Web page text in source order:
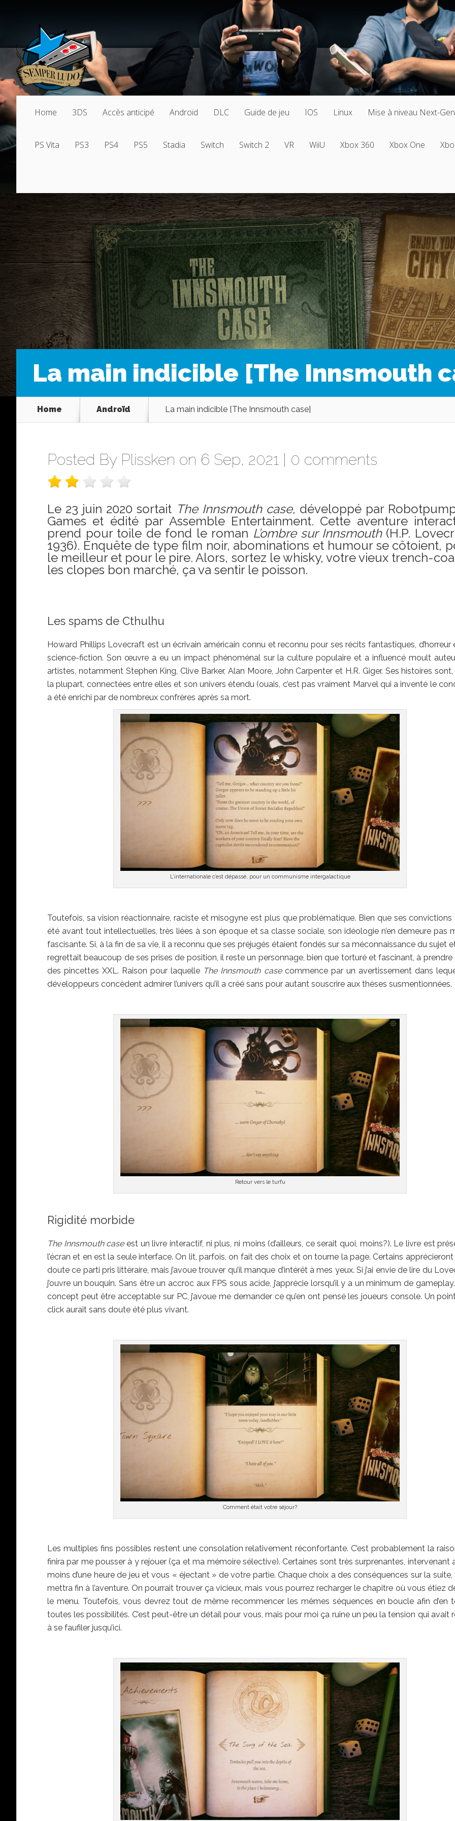
Home 3DS Accès anticipé Androïd DLC Guide de jeu IOS Linux Mise à niveau Next-Gen
PS Vita PS3 PS4 PS5 Stadia Switch Switch 2 VR WiiU Xbox 360 Xbox One
La main indicible [The Innsmouth
Home Androïd La main indicible [The Innsmouth case]
Posted By Plissken on 6 Sep, 2021 | 0 comments
Le 23 juin 2020 sortait The Innsmouth case, développé par
Games et édité par Assemble Entertainment. Cette aventure
prend pour toile de fond le roman L’ombre sur Innsmouth(H.P.
1936). Enquête de type film noir, abominations et humour se côtoient,
le meilleur et pour le pire. Alors, sortez le whisky, votre vieux trench-
les clopes bon marché, ça va sentir le poisson.
Les spams de Cthulhu
Howard Phillips Lovecraft est un écrivain américain connu et reconnu pour ses récits fantastiques, d’horreur
science-fiction. Son œuvre a eu un impact phénoménal sur la culture populaire et a influencé moult
artistes, notamment Stephen King, Clive Barker, Alan Moore, John Carpenter et H.R. Giger. Ses histoires
la plupart, connectées entre elles et son univers étendu (ouais, c’est pas vraiment Marvel qui a inventé le
a été enrichi par de nombreux confrères après sa mort.
L’internationale c’est dépassé, pour un communisme intergalactique
Toutefois, sa vision réactionnaire, raciste et misogyne est plus que problématique. Bien que ses convictions
été avant tout intellectuelles, très liées à son époque et sa classe sociale, son idéologie n’en demeure pas
fascisante. Si, à la fin de sa vie, il a reconnu que ses préjugés étaient fondés sur sa méconnaissance du sujet
regrettait beaucoup de ses prises de position, il reste un personnage, bien que torturé et fascinant, à prendre
des pincettes XXL. Raison pour laquelle The Innsmouth casecommence par un avertissement dans
développeurs concèdent admirer l’univers qu’il a créé sans pour autant souscrire aux thèses susmentionnées.
Retour vers le turfu
Rigidité morbide
The Innsmouth caseest un livre interactif, ni plus, ni moins (d’ailleurs, ce serait quoi, moins?). Le livre est
l’écran et en est la seule interface. On lit, parfois, on fait des choix et on tourne la page. Certains apprécieront
doute ce parti pris littéraire, mais j’avoue trouver qu’il manque d’intérêt à mes yeux. Si j’ai envie de lire du
j’ouvre un bouquin. Sans être un accroc aux FPS sous acide, j’apprécie lorsqu’il y a un minimum de
concept peut être acceptable sur PC, j’avoue me demander ce qu’en ont pensé les joueurs console. Un
click aurait sans doute été plus vivant.
Comment était votre séjour?
Les multiples fins possibles restent une consolation relativement réconfortante. C’est probablement la
finira par me pousser à y rejouer (ça et ma mémoire sélective). Certaines sont très surprenantes, intervenant
moins d’une heure de jeu et vous « éjectant » de votre partie. Chaque choix a des conséquences sur la suite,
mettra fin à l’aventure. On pourrait trouver ça vicieux, mais vous pourrez recharger le chapitre où vous étiez
le menu. Toutefois, vous devrez tout de même recommencer les mêmes séquences en boucle afin d’en
toutes les possibilités. C’est peut-être un détail pour vous, mais pour moi ça ruine un peu la tension qui avait
à se faufiler jusqu’ici.